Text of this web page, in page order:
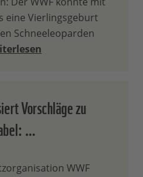
eine Vierlingsgeburt
Schneeleoparden
Vorschläge zu
…
WWF